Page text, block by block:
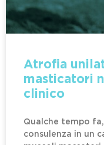
Atrofia
masticatori
clinico
Qualche tempo
consulenza in un